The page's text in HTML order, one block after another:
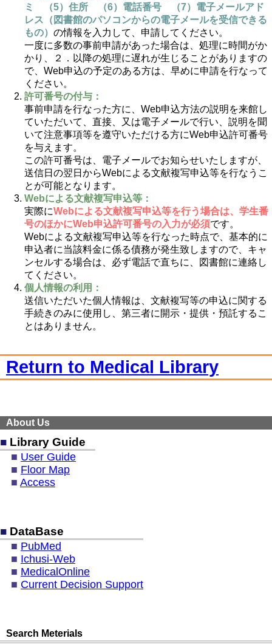
ミ （5）住所 （6）電話番号 （7）電子メールアド
レス（図書館のパソコンからの電子メールを受信できる
もの） の情報を入力して、申請してください。
一度に多数の事前申請があった場合は、処理に時間がか
かり、２．以降の処理に遅れが生じることがありますの
で、Web申込の予定のある方は、早めに申請を行なって
ください。
許可番号の付与：
事前申請を行なった方に、Web申込方法の説明を来館し
ていただいて、直接、又は電子メールで行い、説明を聞
いて注意事項等を遵守いただける方にWeb申込許可番号
を与えます。
この許可番号は、電子メールでお知らせいたしますが、
送信日の翌日からWebによる文献複写申込等を行なうこ
とが可能となります。
Webによる文献複写申込等：
実際にWebによる文献複写申込等を行う場合は、学生番
号のほかにWeb申込許可番号の入力が必須です。
Webによる文献複写申込等を行なった時点で、基本的に
申込者に当該料金に係る債務が発生致しますので、キャ
ンセルする場合は、必ず電話で直ちに、図書館に連絡し
てください。
個人情報の利用：
送信いただいた個人情報は、文献複写等の申込に関する
手続きのみに使用し、第三者に開示・提供・預託するこ
とはありません。
Return to Medical Library
About Us
■ Library Guide
■ User Guide
■ Floor Map
■ Access
■ DataBase
■ PubMed
■ Ichusi-Web
■ MedicalOnline
■ Current Decision Support
Search Meterials